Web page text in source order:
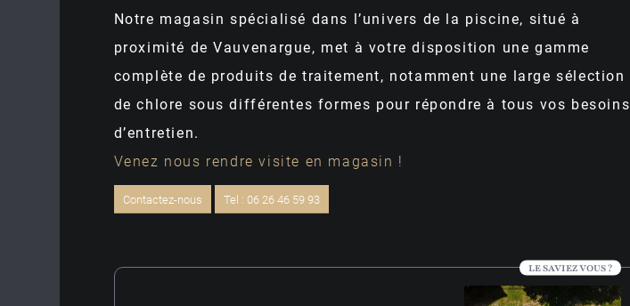
Notre magasin spécialisé dans l’univers de la piscine, situé à
proximité de Vauvenargue, met à votre disposition une gamme
complète de produits de traitement, notamment une large sélection
de chlore sous différentes formes pour répondre à tous vos besoins
d’entretien.
Venez nous rendre visite en magasin !
Contactez-nous Tel : 06 26 46 59 93
LE SAVIEZ VOUS ?